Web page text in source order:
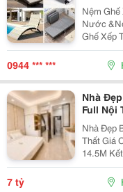
Nệm Ghế
Nước
Ghế Xếp
Nhiều
Hợp
Bền
0944 *** ***
Nhà
Full Nội
Nhà Đẹp
Thất Giá Chỉ:
14.5M Kết Cấu: ✅ 1 Trệt, 1 Lửng, 3 Lầu. ✅ 4Pn, 5Wc
(Có Thể
Thượng.
7 tỷ